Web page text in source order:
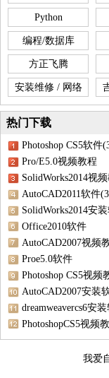
Python
编程/数据库
方正飞腾
安装维修 / 网络
热门下载
Photoshop CS5软件
Pro/E5.0视频教程
SolidWorks2014视
AutoCAD2011软件
SolidWorks2014安
Office2010软件
AutoCAD2007视频
Proe5.0软件
Photoshop CS5视频
AutoCAD2007安装
dreamweavercs6安
PhotoshopCS5视频
我爱